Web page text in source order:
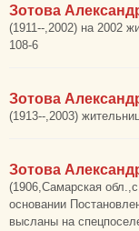
Зотова
(1911--,2002) на 2002
108-6
Зотова
(1913--,2003)
Зотова
(1906,Самарская
основании
высланы на